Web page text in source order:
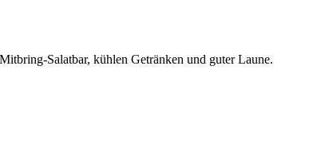
Salatbar, kühlen Getränken und guter Laune.